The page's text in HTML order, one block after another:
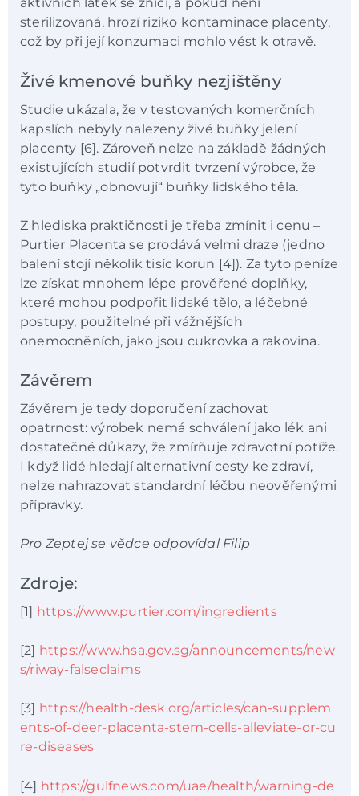
sterilizovaná, hrozí riziko kontaminace placenty,
což by při její konzumaci mohlo vést k otravě.
Živé kmenové buňky nezjištěny
Studie ukázala, že v testovaných komerčních
kapslích nebyly nalezeny živé buňky jelení
placenty [6]. Zároveň nelze na základě žádných
existujících studií potvrdit tvrzení výrobce, že
tyto buňky „obnovují“ buňky lidského těla.
Z hlediska praktičnosti je třeba zmínit i cenu –
Purtier Placenta se prodává velmi draze (jedno
balení stojí několik tisíc korun [4]). Za tyto peníze
lze získat mnohem lépe prověřené doplňky,
které mohou podpořit lidské tělo, a léčebné
postupy, použitelné při vážnějších
onemocněních, jako jsou cukrovka a rakovina.
Závěrem
Závěrem je tedy doporučení zachovat
opatrnost: výrobek nemá schválení jako lék ani
dostatečné důkazy, že zmírňuje zdravotní potíže.
I když lidé hledají alternativní cesty ke zdraví,
nelze nahrazovat standardní léčbu neověřenými
přípravky.
Pro Zeptej se vědce odpovídal Filip
Zdroje:
[1] https://www.purtier.com/ingredients
[2] https://www.hsa.gov.sg/announcements/new
s/riway-falseclaims
[3] https://health-desk.org/articles/can-supplem
ents-of-deer-placenta-stem-cells-alleviate-or-cu
re-diseases
[4] https://gulfnews.com/uae/health/warning-de